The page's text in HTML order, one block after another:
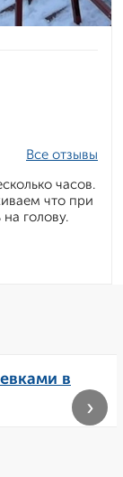
Все отзывы
часов.
что при
голову.
в
›